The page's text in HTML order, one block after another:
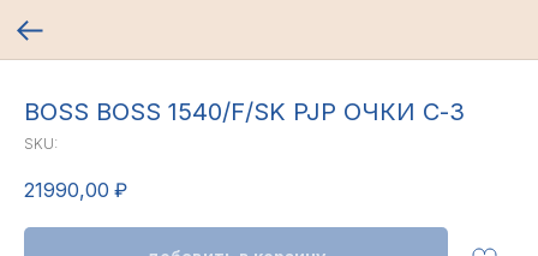
BOSS BOSS 1540/F/SK PJP ОЧКИ С-З
SKU:
21990,00 ₽